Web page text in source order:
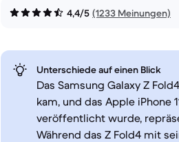
4,4/5 (1233 Meinungen)
Unterschiede auf einen Blick
Das Samsung Galaxy Z
kam, und das Apple iPhone
veröffentlicht wurde,
Während das Z Fold4 mit